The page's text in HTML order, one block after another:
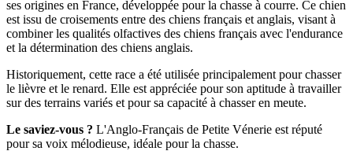
ses origines en France, développée pour la chasse à courre. Ce chien
est issu de croisements entre des chiens français et anglais, visant à
combiner les qualités olfactives des chiens français avec l'endurance
et la détermination des chiens anglais.
Historiquement, cette race a été utilisée principalement pour chasser
le lièvre et le renard. Elle est appréciée pour son aptitude à travailler
sur des terrains variés et pour sa capacité à chasser en meute.
Le saviez-vous ? L'Anglo-Français de Petite Vénerie est réputé
pour sa voix mélodieuse, idéale pour la chasse.